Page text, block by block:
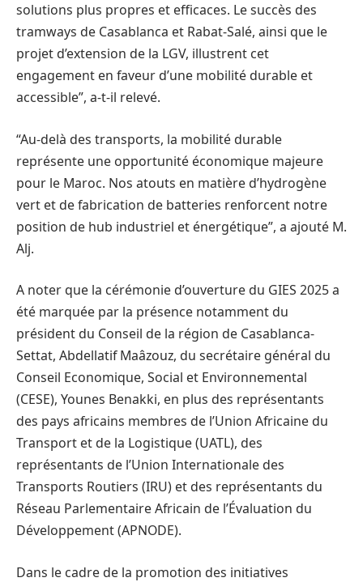
solutions plus propres et efficaces. Le succès des
tramways de Casablanca et Rabat-Salé, ainsi que le
projet d’extension de la LGV, illustrent cet
engagement en faveur d’une mobilité durable et
accessible”, a-t-il relevé.
“Au-delà des transports, la mobilité durable
représente une opportunité économique majeure
pour le Maroc. Nos atouts en matière d’hydrogène
vert et de fabrication de batteries renforcent notre
position de hub industriel et énergétique”, a ajouté M.
Alj.
A noter que la cérémonie d’ouverture du GIES 2025 a
été marquée par la présence notamment du
président du Conseil de la région de Casablanca-
Settat, Abdellatif Maâzouz, du secrétaire général du
Conseil Economique, Social et Environnemental
(CESE), Younes Benakki, en plus des représentants
des pays africains membres de l’Union Africaine du
Transport et de la Logistique (UATL), des
représentants de l’Union Internationale des
Transports Routiers (IRU) et des représentants du
Réseau Parlementaire Africain de l’Évaluation du
Développement (APNODE).
Dans le cadre de la promotion des initiatives